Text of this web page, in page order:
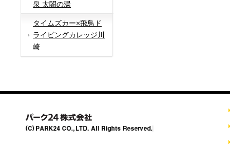
泉 太閤の湯
タイムズカー×飛鳥ド
ライビングカレッジ川
崎